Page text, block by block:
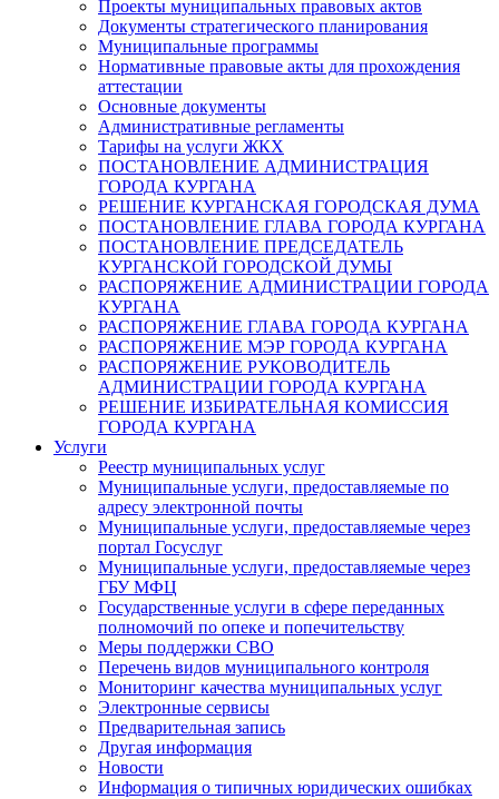
Проекты муниципальных правовых актов
Документы стратегического планирования
Муниципальные программы
Нормативные правовые акты для прохождения
аттестации
Основные документы
Административные регламенты
Тарифы на услуги ЖКХ
ПОСТАНОВЛЕНИЕ АДМИНИСТРАЦИЯ
ГОРОДА КУРГАНА
РЕШЕНИЕ КУРГАНСКАЯ ГОРОДСКАЯ ДУМА
ПОСТАНОВЛЕНИЕ ГЛАВА ГОРОДА КУРГАНА
ПОСТАНОВЛЕНИЕ ПРЕДСЕДАТЕЛЬ
КУРГАНСКОЙ ГОРОДСКОЙ ДУМЫ
РАСПОРЯЖЕНИЕ АДМИНИСТРАЦИИ ГОРОДА
КУРГАНА
РАСПОРЯЖЕНИЕ ГЛАВА ГОРОДА КУРГАНА
РАСПОРЯЖЕНИЕ МЭР ГОРОДА КУРГАНА
РАСПОРЯЖЕНИЕ РУКОВОДИТЕЛЬ
АДМИНИСТРАЦИИ ГОРОДА КУРГАНА
РЕШЕНИЕ ИЗБИРАТЕЛЬНАЯ КОМИССИЯ
ГОРОДА КУРГАНА
Услуги
Реестр муниципальных услуг
Муниципальные услуги, предоставляемые по
адресу электронной почты
Муниципальные услуги, предоставляемые через
портал Госуслуг
Муниципальные услуги, предоставляемые через
ГБУ МФЦ
Государственные услуги в сфере переданных
полномочий по опеке и попечительству
Меры поддержки СВО
Перечень видов муниципального контроля
Мониторинг качества муниципальных услуг
Электронные сервисы
Предварительная запись
Другая информация
Новости
Информация о типичных юридических ошибках